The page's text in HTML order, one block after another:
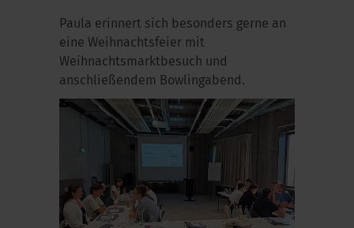
Paula erinnert sich besonders gerne an
eine Weihnachtsfeier mit
Weihnachtsmarktbesuch und
anschließendem Bowlingabend.